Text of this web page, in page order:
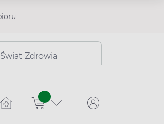
Zdrowia
sztuk